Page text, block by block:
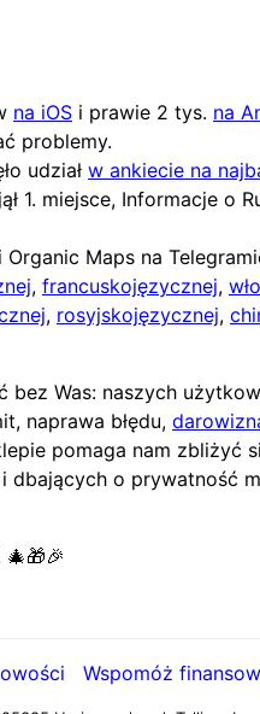
na iOS i prawie 2 tys. na
problemy.
udział w ankiecie na
1. miejsce, Informacje o
Maps na
, francuskojęzycznej,
, rosyjskojęzycznej,
bez Was: naszych
naprawa błędu,
pomaga nam zbliżyć
dbających o prywatność
Wspomóż